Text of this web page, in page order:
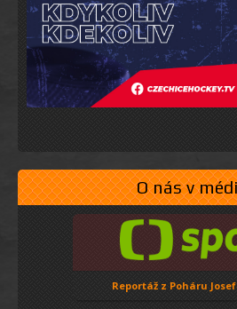
O nás v
Reportáž z Poháru